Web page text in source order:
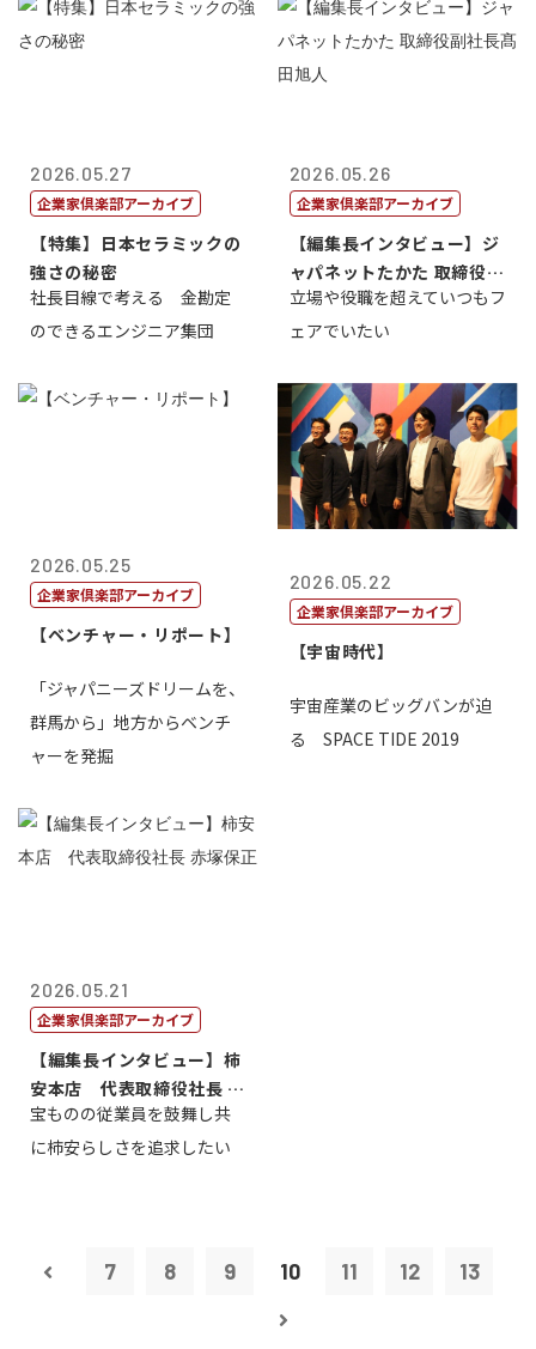
2026.05.27
企業家倶楽部アーカイブ
【特集】日本セラミックの
強さの秘密
社長目線で考える 金勘定
のできるエンジニア集団
2026.05.26
企業家倶楽部アーカイブ
【編集長インタビュー】ジ
ャパネットたかた 取締役副
社長髙田旭...
立場や役職を超えていつもフ
ェアでいたい
2026.05.25
企業家倶楽部アーカイブ
【ベンチャー・リポート】
「ジャパニーズドリームを、
群馬から」地方からベンチ
ャーを発掘
2026.05.22
企業家倶楽部アーカイブ
【宇宙時代】
宇宙産業のビッグバンが迫
る SPACE TIDE 2019
2026.05.21
企業家倶楽部アーカイブ
【編集長インタビュー】柿
安本店 代表取締役社長 赤
塚保正
宝ものの従業員を鼓舞し共
に柿安らしさを追求したい
7 8 9 10 11 12 13